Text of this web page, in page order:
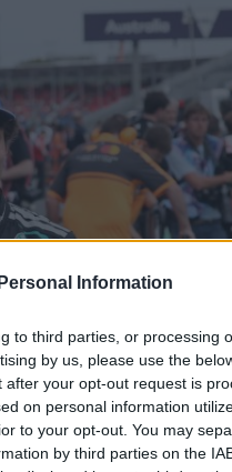
Information
to third parties, or processing
by us, please use the
your opt-out request is
on personal information
to your opt-out. You may
by third parties on the